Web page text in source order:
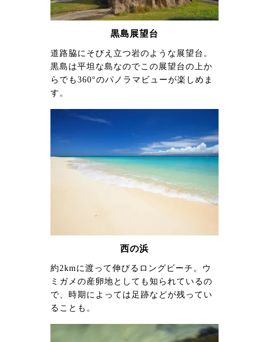
黒島展望台
道路脇にそびえ立つ岩のような展望台。
黒島は平坦な島なのでこの展望台の上か
らでも360°のパノラマビューが楽しめま
す。
西の浜
約2kmに渡って伸びるロングビーチ。ウ
ミガメの産卵地としても知られているの
で、時期によっては足跡などが残ってい
ることも。